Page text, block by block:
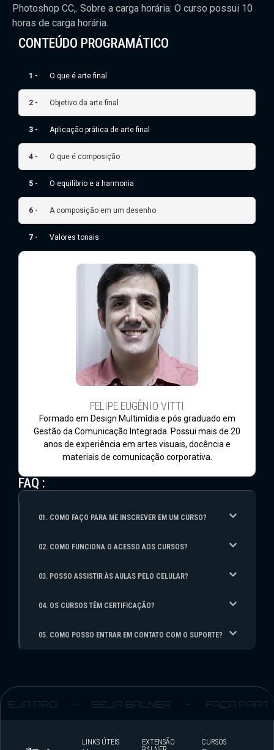
Photoshop CC,. Sobre a carga horária: O curso possui 10
horas de carga horária.
CONTEÚDO PROGRAMÁTICO
1 - O que é arte final
2 - Objetivo da arte final
3 - Aplicação prática de arte final
4 - O que é composição
5 - O equilíbrio e a harmonia
6 - A composição em um desenho
7 - Valores tonais
FELIPE EUGÊNIO VITTI
Formado em Design Multimídia e pós graduado em
Gestão da Comunicação Integrada. Possui mais de 20
anos de experiência em artes visuais, docência e
materiais de comunicação corporativa.
FAQ :
01. COMO FAÇO PARA ME INSCREVER EM UM CURSO?
02. COMO FUNCIONA O ACESSO AOS CURSOS?
03. POSSO ASSISTIR ÀS AULAS PELO CELULAR?
04. OS CURSOS TÊM CERTIFICAÇÃO?
05. COMO POSSO ENTRAR EM CONTATO COM O SUPORTE?
PRO SEJA BALNER FAÇA PARTE
LINKS ÚTEIS
EXTENSÃO
CURSOS